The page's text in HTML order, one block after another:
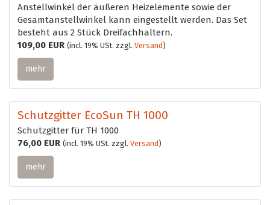
Anstellwinkel der äußeren Heizelemente sowie der
Gesamtanstellwinkel kann eingestellt werden. Das Set
besteht aus 2 Stück Dreifachhaltern.
109,00 EUR (incl. 19% USt. zzgl. Versand)
mehr
Schutzgitter EcoSun TH 1000
Schutzgitter für TH 1000
76,00 EUR (incl. 19% USt. zzgl. Versand)
mehr